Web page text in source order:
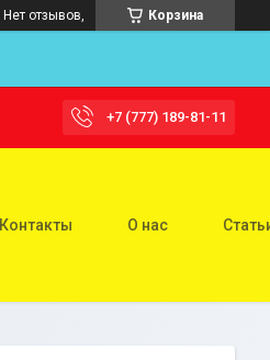
Корзина
Нет отзывов,
+7 (777) 189-81-11
Контакты О нас